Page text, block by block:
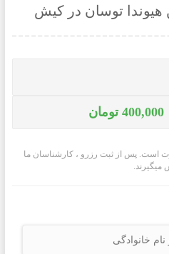
هیوندا توسان در کیش
400,000 تومان
است. پس از ثبت رزرو ، کارشناسان ما
میگیرند.